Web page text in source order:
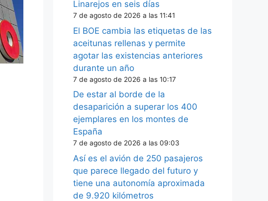
Linarejos en seis días
7 de agosto de 2026 a las 11:41
El BOE cambia las etiquetas de las
aceitunas rellenas y permite
agotar las existencias anteriores
durante un año
7 de agosto de 2026 a las 10:17
De estar al borde de la
desaparición a superar los 400
ejemplares en los montes de
España
7 de agosto de 2026 a las 09:03
Así es el avión de 250 pasajeros
que parece llegado del futuro y
tiene una autonomía aproximada
de 9.920 kilómetros